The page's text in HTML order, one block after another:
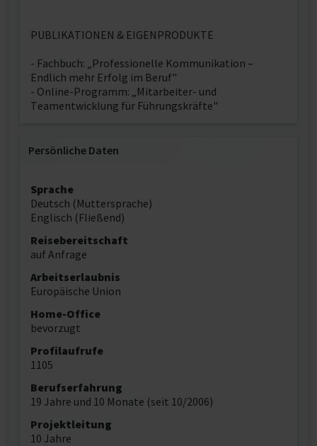
PUBLIKATIONEN & EIGENPRODUKTE
- Fachbuch: „Professionelle Kommunikation –
Endlich mehr Erfolg im Beruf"
- Online-Programm: „Mitarbeiter- und
Teamentwicklung für Führungskräfte"
Persönliche Daten
Sprache
Deutsch (Muttersprache)
Englisch (Fließend)
Reisebereitschaft
auf Anfrage
Arbeitserlaubnis
Europäische Union
Home-Office
bevorzugt
Profilaufrufe
1105
Berufserfahrung
19 Jahre und 10 Monate (seit 10/2006)
Projektleitung
10 Jahre